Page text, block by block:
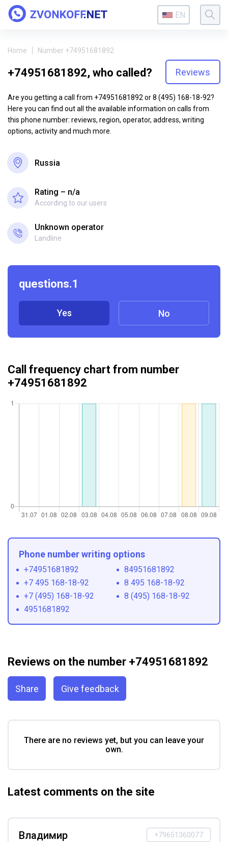
EN
Home Number +74951681892
+74951681892, who called? Reviews
Are you getting a call from +74951681892 or 8 (495) 168-18-92?
Here you can find out all the available information on calls from
this phone number: reviews, region, operator, address, writing
options, activity and much more.
Russia
Rating – n/a
According to our users
Unknown operator
Landline
questions.1
Yes No
Call frequency chart from number
+74951681892
Phone number writing options
+74951681892
84951681892
+7 495 168-18-92
8 495 168-18-92
+7 (495) 168-18-92
8 (495) 168-18-92
4951681892
Reviews on the number +74951681892
Share Give feedback
There are no reviews yet, but you can leave your
own.
Latest comments on the site
+79651360077
Владимир